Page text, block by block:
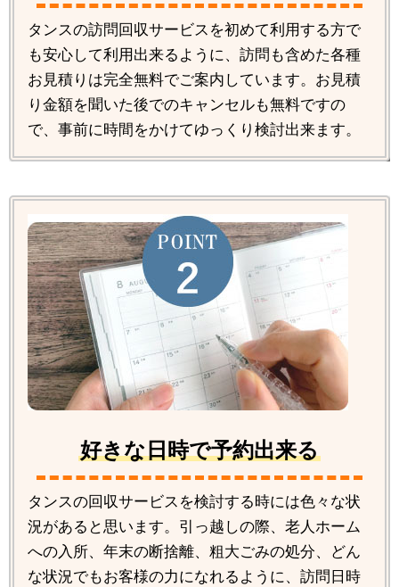
タンスの訪問回収サービスを初めて利用する方で
も安心して利用出来るように、訪問も含めた各種
お見積りは完全無料でご案内しています。お見積
り金額を聞いた後でのキャンセルも無料ですの
で、事前に時間をかけてゆっくり検討出来ます。
好きな日時で予約出来る
タンスの回収サービスを検討する時には色々な状
況があると思います。引っ越しの際、老人ホーム
への入所、年末の断捨離、粗大ごみの処分、どん
な状況でもお客様の力になれるように、訪問日時